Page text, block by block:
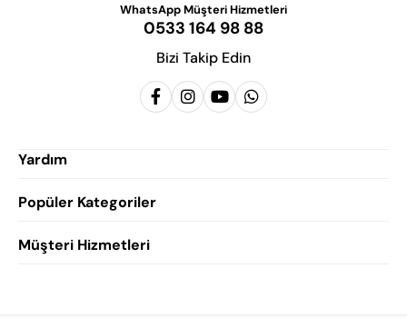
WhatsApp Müşteri Hizmetleri
0533 164 98 88
Bizi Takip Edin
Yardım
Popüler Kategoriler
Erkek Klasik Ayakkabı
Müşteri Hizmetleri